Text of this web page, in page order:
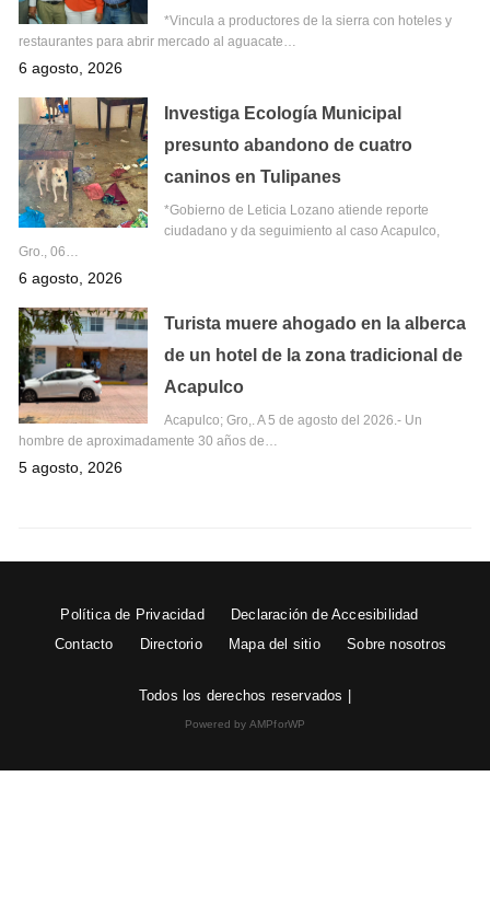
*Vincula a productores de la sierra con hoteles y
restaurantes para abrir mercado al aguacate…
6 agosto, 2026
Investiga Ecología Municipal
presunto abandono de cuatro
caninos en Tulipanes
*Gobierno de Leticia Lozano atiende reporte
ciudadano y da seguimiento al caso Acapulco,
Gro., 06…
6 agosto, 2026
Turista muere ahogado en la alberca
de un hotel de la zona tradicional de
Acapulco
Acapulco; Gro,. A 5 de agosto del 2026.- Un
hombre de aproximadamente 30 años de…
5 agosto, 2026
Política de Privacidad
Declaración de Accesibilidad
Contacto
Directorio Mapa del sitio Sobre nosotros
Todos los derechos reservados |
Powered by AMPforWP